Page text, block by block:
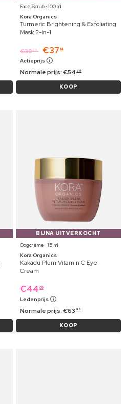
Face Scrub ⋅ 100 ml
Kora Organics
Turmeric Brightening & Exfoliating
Mask 2-In-1
€3829 €37 14
Actieprijs
Normale prijs:€54 99
KOOP
BIJNA UITVERKOCHT
Oogcrème ⋅ 15 ml
Kora Organics
Kakadu Plum Vitamin C Eye
Cream
€44 69
Ledenprijs
Normale prijs:€63 99
KOOP